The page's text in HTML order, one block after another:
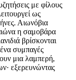
με φίλους
ως
Αιωνόβια
η σαμοβάρα
βρίσκονται
συμπαγές
μια λαμπερή,
εξερευνώντας